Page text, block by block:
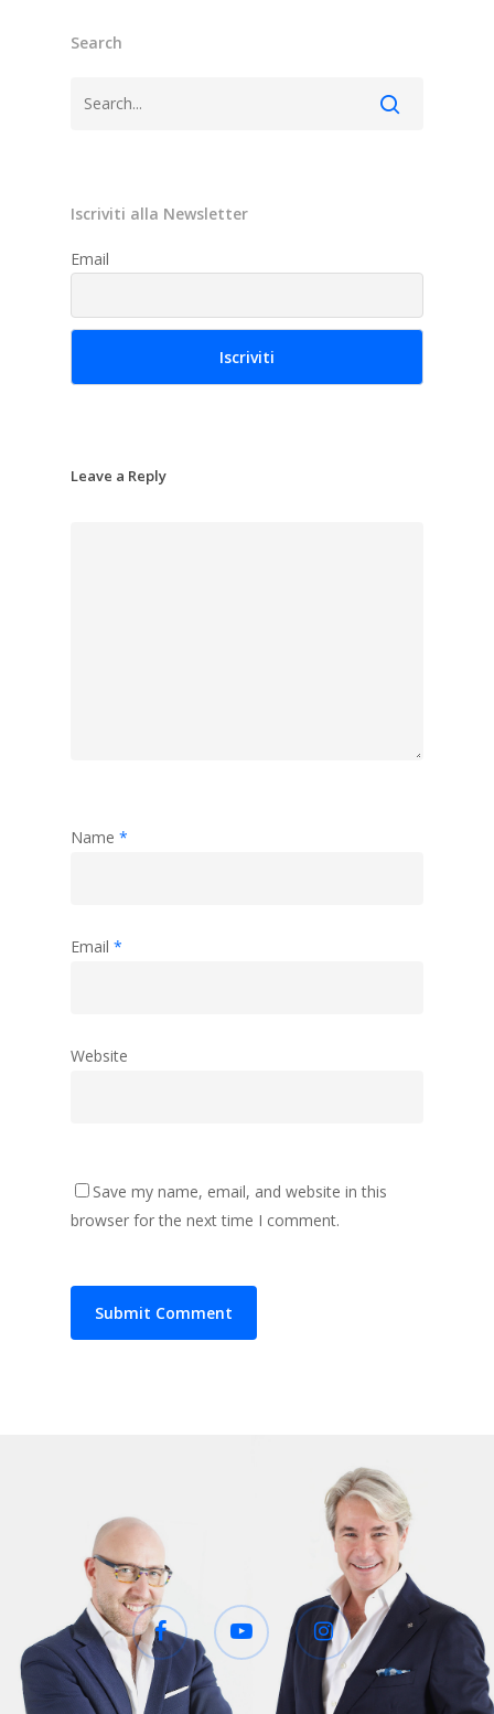
Search
Iscriviti alla Newsletter
Email
Leave a Reply
Name *
Email *
Website
Save my name, email, and website in this
browser for the next time I comment.